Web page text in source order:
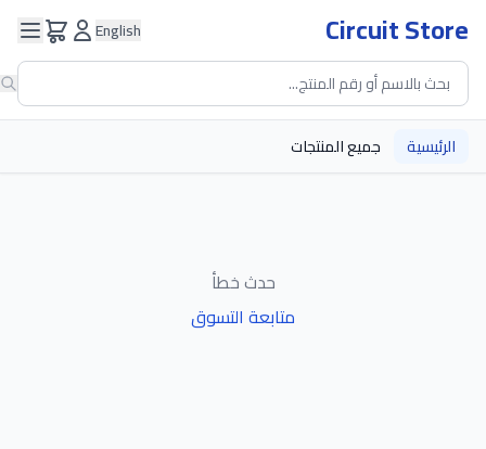
Circuit Store
English
الرئيسية جميع المنتجات
حدث خطأ
متابعة التسوق